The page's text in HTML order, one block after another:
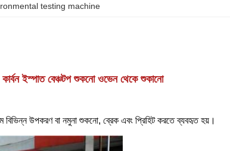
testing machine
কার্বন ইস্পাত বেঞ্চটপ শুকনো ওভেন থেকে শুকানো
বিভিন্ন উপকরণ বা নমুনা শুকনো, ব্রেক এবং প্রিহিট করতে ব্যবহৃত হয়।